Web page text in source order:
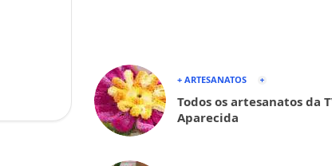
+ ARTESANATOS
Todos os artesanatos da
Aparecida